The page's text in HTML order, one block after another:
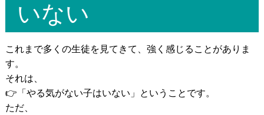
いない
これまで多くの生徒を見てきて、強く感じることがありま
す。
それは、
👉「やる気がない子はいない」ということです。
ただ、